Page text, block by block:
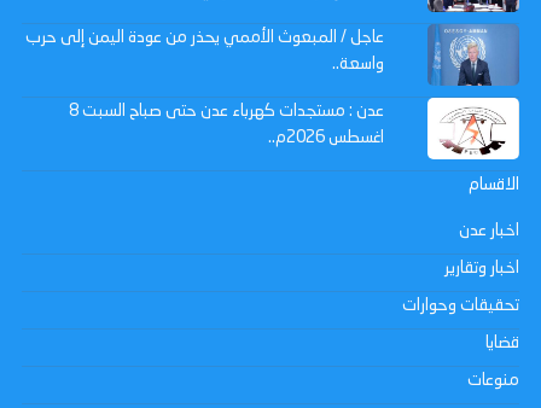
عاجل / المبعوث الأممي يحذر من عودة اليمن إلى حرب
واسعة..
عدن : مستجدات كهرباء عدن حتى صباح السبت 8
اغسطس 2026م..
الاقسام
اخبار عدن
اخبار وتقارير
تحقيقات وحوارات
قضايا
منوعات